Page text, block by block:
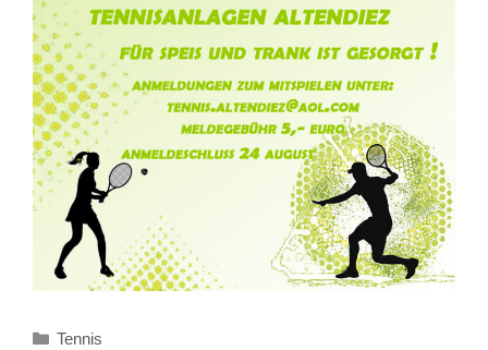
Kategorien
Tennis